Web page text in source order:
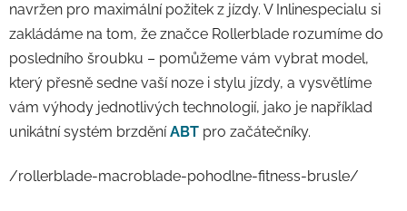
navržen pro maximální požitek z jízdy. V Inlinespecialu si
zakládáme na tom, že značce Rollerblade rozumíme do
posledního šroubku – pomůžeme vám vybrat model,
který přesně sedne vaší noze i stylu jízdy, a vysvětlíme
vám výhody jednotlivých technologií, jako je například
unikátní systém brzděníABT pro začátečníky.
/rollerblade-macroblade-pohodlne-fitness-brusle/